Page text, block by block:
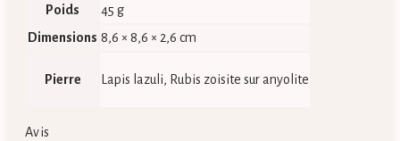
Poids
45 g
Dimensions 8,6 × 8,6 × 2,6 cm
Pierre Lapis lazuli, Rubis zoisite sur anyolite
Avis